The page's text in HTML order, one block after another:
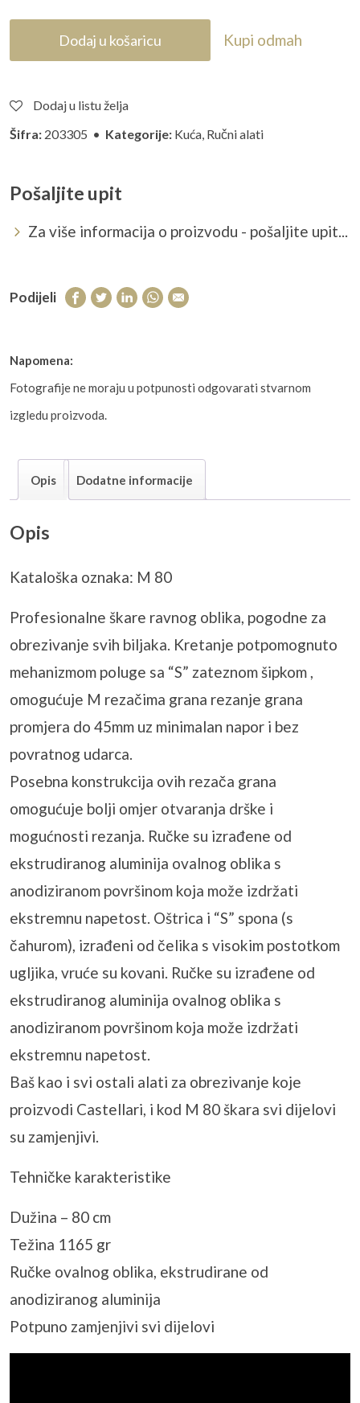
Dodaj u košaricu Kupi odmah
Dodaj u listu želja
Šifra: 203305 • Kategorije: Kuća, Ručni alati
Pošaljite upit
Za više informacija o proizvodu - pošaljite upit...
Podijeli
Napomena:
Fotografije ne moraju u potpunosti odgovarati stvarnom
izgledu proizvoda.
Opis Dodatne informacije
Opis
Kataloška oznaka: M 80
Profesionalne škare ravnog oblika, pogodne za
obrezivanje svih biljaka. Kretanje potpomognuto
mehanizmom poluge sa “S” zateznom šipkom ,
omogućuje M rezačima grana rezanje grana
promjera do 45mm uz minimalan napor i bez
povratnog udarca.
Posebna konstrukcija ovih rezača grana
omogućuje bolji omjer otvaranja drške i
mogućnosti rezanja. Ručke su izrađene od
ekstrudiranog aluminija ovalnog oblika s
anodiziranom površinom koja može izdržati
ekstremnu napetost. Oštrica i “S” spona (s
čahurom), izrađeni od čelika s visokim postotkom
ugljika, vruće su kovani. Ručke su izrađene od
ekstrudiranog aluminija ovalnog oblika s
anodiziranom površinom koja može izdržati
ekstremnu napetost.
Baš kao i svi ostali alati za obrezivanje koje
proizvodi Castellari, i kod M 80 škara svi dijelovi
su zamjenjivi.
Tehničke karakteristike
Dužina – 80 cm
Težina 1165 gr
Ručke ovalnog oblika, ekstrudirane od
anodiziranog aluminija
Potpuno zamjenjivi svi dijelovi